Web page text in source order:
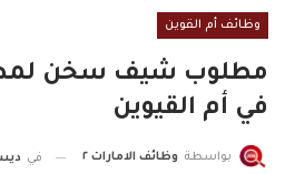
وظائف أم القوين
مطلوب شيف سخن
في أم القيوين
بواسطة وظائف الامارات ٢ في